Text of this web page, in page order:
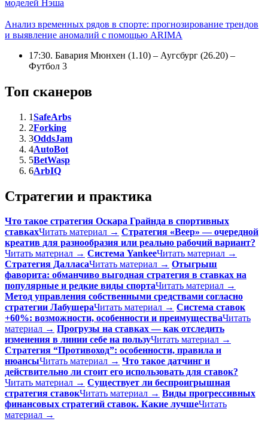
моделей Нэша
Анализ временных рядов в спорте: прогнозирование трендов
и выявление аномалий с помощью ARIMA
17:30. Бавария Мюнхен (1.10) – Аугсбург (26.20) –
Футбол 3
Топ сканеров
1SafeArbs
2Forking
3OddsJam
4AutoBot
5BetWasp
6ArbIQ
Стратегии и практика
Что такое стратегия Оскара Грайнда в спортивных
ставкахЧитать материал → Стратегия «Веер» — очередной
креатив для разнообразия или реально рабочий вариант?
Читать материал → Система YankeeЧитать материал →
Стратегия ДалласаЧитать материал → Отыгрыш
фаворита: обманчиво выгодная стратегия в ставках на
популярные и редкие виды спортаЧитать материал →
Метод управления собственными средствами согласно
стратегии ЛабушераЧитать материал → Система ставок
+60%: возможности, особенности и преимуществаЧитать
материал → Прогрузы на ставках — как отследить
изменения в линии себе на пользуЧитать материал →
Стратегия “Противоход”: особенности, правила и
нюансыЧитать материал → Что такое датчинг и
действительно ли стоит его использовать для ставок?
Читать материал → Существует ли беспроигрышная
стратегия ставокЧитать материал → Виды прогрессивных
финансовых стратегий ставок. Какие лучшеЧитать
материал →